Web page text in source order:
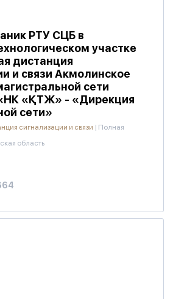
РТУ СЦБ в
участке
дистанция
и связи Акмолинское
сети
«ҚТЖ» - «Дирекция
сети»
сигнализации и связи | Полная
область